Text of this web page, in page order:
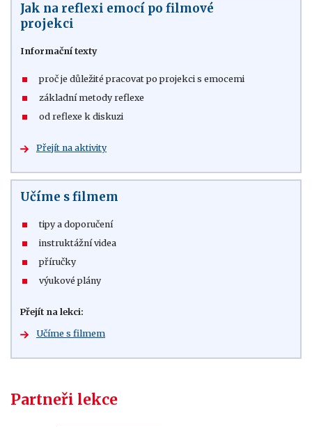
Jak na reflexi emocí po filmové
projekci
Informační texty
proč je důležité pracovat po projekci s emocemi
základní metody reflexe
od reflexe k diskuzi
Přejít na aktivity
Učíme s filmem
tipy a doporučení
instruktážní videa
příručky
výukové plány
Přejít na lekci:
Učíme s filmem
Partneři lekce